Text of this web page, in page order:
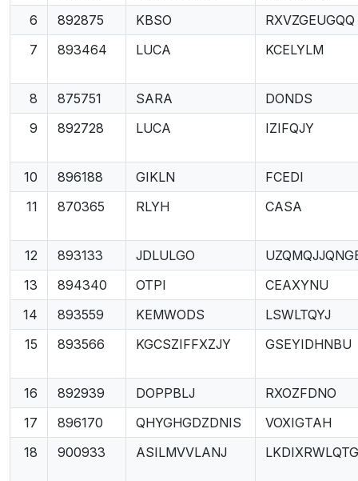
6
892875 KBSO
RXVZGEUGQQ
7
893464 LUCA KCELYLM
8 875751 SARA
DONDS
9
892728 LUCA IZIFQJY
10 896188 GIKLN
FCEDI
11
870365 RLYH CASA
12 893133 JDLULGO
13
894340 OTPI
CEAXYNU
14
893559 KEMWODS
LSWLTQYJ
15
893566 KGCSZIFFXZJY GSEYIDHNBU
16 892939 DOPPBLJ
RXOZFDNO
17
896170 QHYGHGDZDNIS
VOXIGTAH
18
900933 ASILMVVLANJ